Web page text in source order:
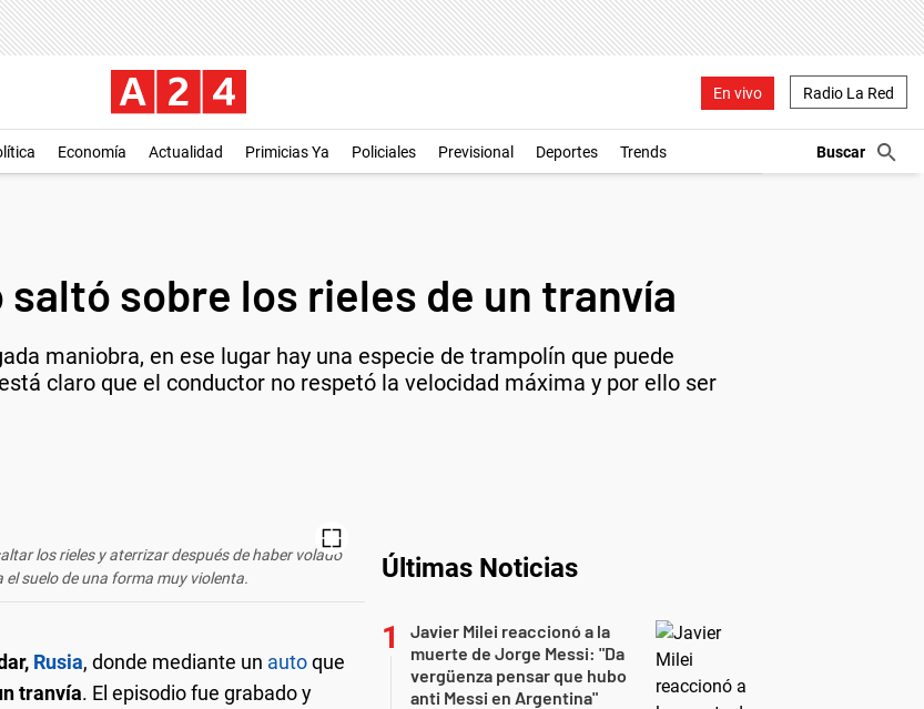
En vivo Radio La Red
Economía Actualidad Primicias Ya Policiales Previsional Deportes Trends
sobre los rieles de un tranvía
maniobra, en ese lugar hay una especie de trampolín que puede
claro que el conductor no respetó la velocidad máxima y por ello ser
los rieles y aterrizar después de haber volado
suelo de una forma muy violenta.
Rusia, donde mediante un autoque
tranvía. El episodio fue grabado y
Últimas Noticias
Javier Milei reaccionó a la
muerte de Jorge Messi: "Da
vergüenza pensar que hubo
anti Messi en Argentina"